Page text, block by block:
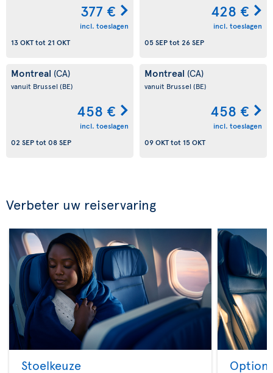
377 €
incl. toeslagen
13 OKTtot 21 OKT
428 €
incl. toeslagen
05 SEPtot 26 SEP
Montreal (CA)
vanuit Brussel (BE)
458 €
incl. toeslagen
02 SEPtot 08 SEP
Montreal (CA)
vanuit Brussel (BE)
458 €
incl. toeslagen
09 OKTtot 15 OKT
Verbeter uw reiservaring
Stoelkeuze Option